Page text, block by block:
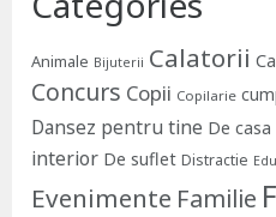
Animale Bijuterii Calatorii
Concurs Copii Copilarie
Dansez pentru tine De casa
interior De suflet Distractie
Evenimente Familie